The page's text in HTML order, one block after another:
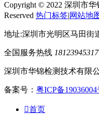
Copyright © 2022 深圳市
Reserved 热门标签|网站地
地址:深圳市光明区马田街
全国服务热线 18123945317
深圳市华锦检测技术有限
备案号： 粤ICP备19036004
首页